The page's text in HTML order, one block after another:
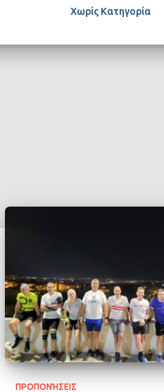
Χωρίς Κατηγορία
ΠΡΟΠΟΝΉΣΕΙΣ